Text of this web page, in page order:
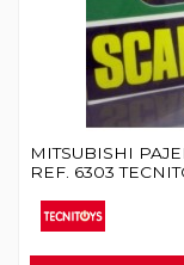
MITSUBISHI
REF. 6303